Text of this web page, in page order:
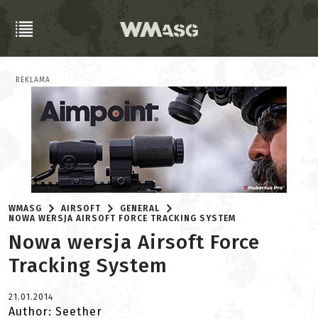
REKLAMA
WMASG AIRSOFT
GENERAL
NOWA WERSJA AIRSOFT FORCE TRACKING SYSTEM
Nowa wersja Airsoft Force
Tracking System
21.01.2014
Author: Seether